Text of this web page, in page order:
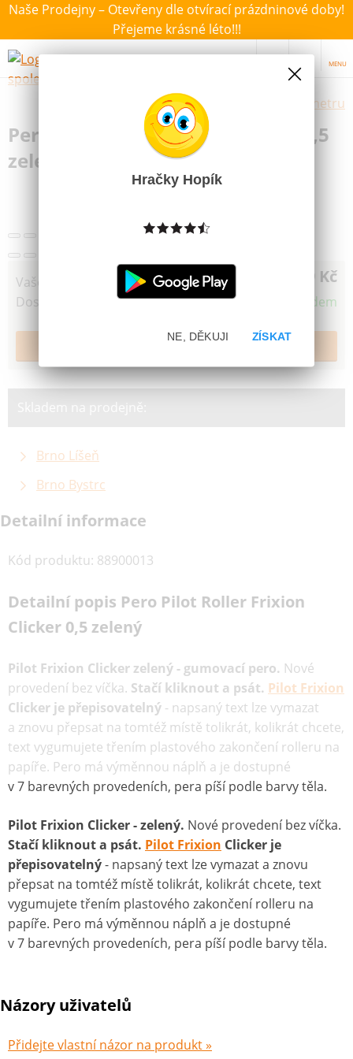
Naše Prodejny – Otevřeny dle otvírací prázdninové doby!
Přejeme krásné léto!!!
MENU
Výběr hraček dle zvoleného parametru
Pero Pilot Roller Frixion Clicker 0,5
zelený
Vaše cena 89 Kč
Dostupnost Skladem
Skladem na prodejně:
Brno Líšeň
Brno Bystrc
Detailní informace
Kód produktu: 88900013
Detailní popis Pero Pilot Roller Frixion
Clicker 0,5 zelený
Pilot Frixion Clicker zelený - gumovací pero. Nové
provedení bez víčka. Stačí kliknout a psát. Pilot Frixion
Clicker je přepisovatelný - napsaný text lze vymazat
a znovu přepsat na tomtéž místě tolikrát, kolikrát chcete,
text vygumujete třením plastového zakončení rolleru na
papíře. Pero má výměnnou náplň a je dostupné
v 7 barevných provedeních, pera píší podle barvy těla.
Pilot Frixion Clicker - zelený. Nové provedení bez víčka.
Stačí kliknout a psát. Pilot Frixion Clicker je
přepisovatelný- napsaný text lze vymazat a znovu
přepsat na tomtéž místě tolikrát, kolikrát chcete, text
vygumujete třením plastového zakončení rolleru na
papíře. Pero má výměnnou náplň a je dostupné
v 7 barevných provedeních, pera píší podle barvy těla.
Názory uživatelů
Přidejte vlastní názor na produkt »
Hračky Hopík
ZÍSKAT
NE, DĚKUJI